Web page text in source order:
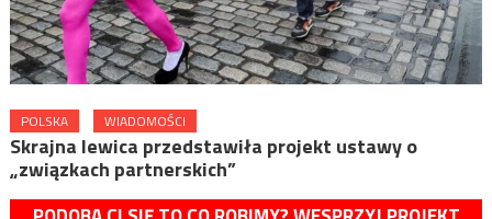
POLSKA WIADOMOŚCI
Skrajna lewica przedstawiła projekt ustawy o
„związkach partnerskich”